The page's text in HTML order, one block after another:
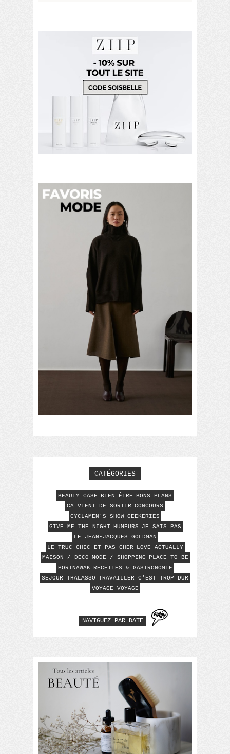
CATÉGORIES
BEAUTY CASE BIEN ÊTRE BONS PLANS
CA VIENT DE SORTIR CONCOURS
CYCLAMEN'S SHOW GEEKERIES
GIVE ME THE NIGHT HUMEURS
JE SAIS PAS
LE JEAN-JACQUES GOLDMAN
LE TRUC CHIC ET PAS CHER
LOVE ACTUALLY
MAISON / DECO MODE / SHOPPING PLACE TO BE
PORTNAWAK RECETTES & GASTRONOMIE
SEJOUR THALASSO TRAVAILLER C'EST TROP DUR
VOYAGE VOYAGE
NAVIGUEZ PAR DATE